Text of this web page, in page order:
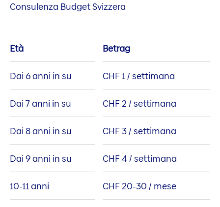
Consulenza Budget Svizzera
Età Betrag
Dai 6 anni in su CHF 1 / settimana
Dai 7 anni in su CHF 2 / settimana
Dai 8 anni in su CHF 3 / settimana
Dai 9 anni in su CHF 4 / settimana
10-11 anni CHF 20-30 / mese